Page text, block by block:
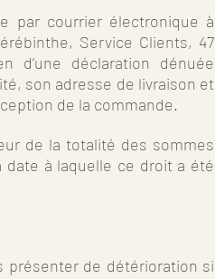
par courrier électronique à
Service Clients, 47
d’une déclaration dénuée
son adresse de livraison et
de la commande.
de la totalité des sommes
à laquelle ce droit a été
présenter de détérioration si